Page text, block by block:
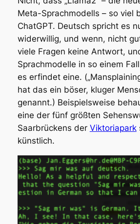
Meta-Sprachmodells – so viel
ChatGPT. Deutsch spricht es
widerwillig, und wenn, nicht
viele Fragen keine Antwort,
Sprachmodelle in so einem
es erfindet eine.
hat das ein böser, kluger
genannt.) Beispielsweise
eine der fünf größten
Saarbrückens der Viktoriapark
künstlich.